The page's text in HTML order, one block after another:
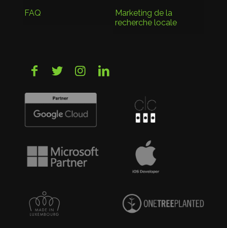
FAQ
Marketing de la
recherche locale